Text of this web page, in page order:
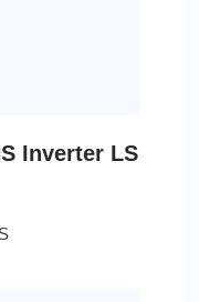
Inverter LS